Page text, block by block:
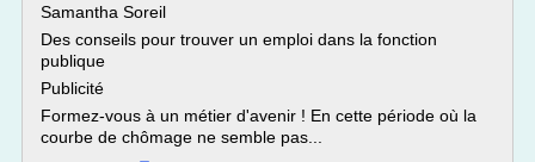
Samantha Soreil
Des conseils pour trouver un emploi dans la fonction
publique
Publicité
Formez-vous à un métier d'avenir ! En cette période où la
courbe de chômage ne semble pas...